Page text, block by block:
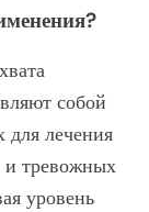
собой
для лечения
и тревожных
уровень